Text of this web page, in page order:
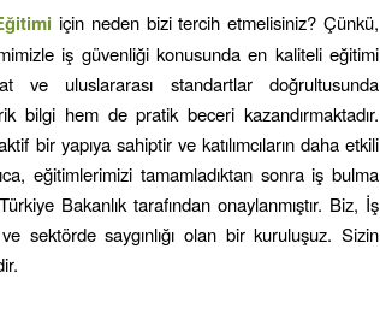
için neden bizi tercih etmelisiniz? Çünkü,
iş güvenliği konusunda en kaliteli eğitimi
ve uluslararası standartlar doğrultusunda
bilgi hem de pratik beceri kazandırmaktadır.
bir yapıya sahiptir ve katılımcıların daha etkili
eğitimlerimizi tamamladıktan sonra iş bulma
Bakanlık tarafından onaylanmıştır. Biz, İş
sektörde saygınlığı olan bir kuruluşuz. Sizin